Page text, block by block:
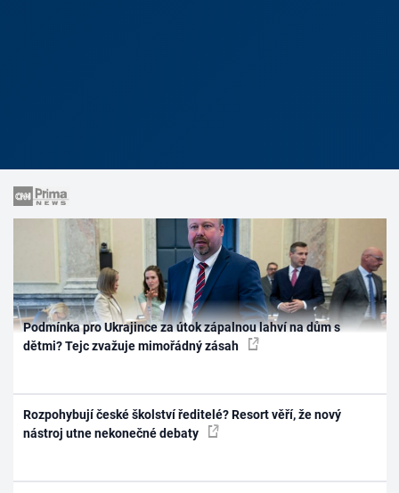
Podmínka pro Ukrajince za útok zápalnou lahví na dům s
dětmi? Tejc zvažuje mimořádný zásah
Rozpohybují české školství ředitelé? Resort věří, že nový
nástroj utne nekonečné debaty